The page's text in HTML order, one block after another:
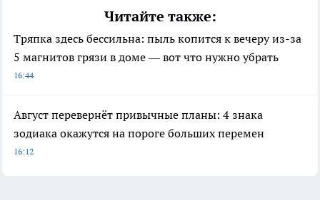
Читайте также:
Тряпка здесь бессильна: пыль копится к вечеру из-за
5 магнитов грязи в доме — вот что нужно убрать
16:44
Август перевернёт привычные планы: 4 знака
зодиака окажутся на пороге больших перемен
16:12